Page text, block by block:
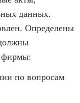
данных.
Определены
фирмы:
по вопросам